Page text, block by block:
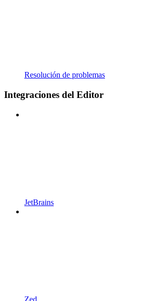
Resolución de problemas
Integraciones del Editor
JetBrains
Zed